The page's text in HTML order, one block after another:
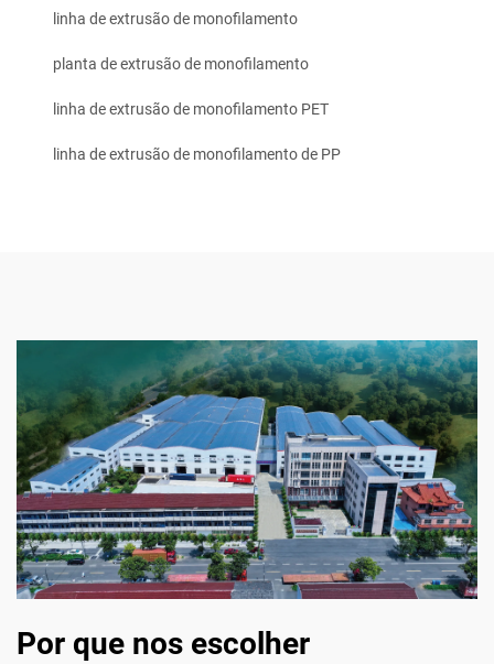
linha de extrusão de monofilamento
planta de extrusão de monofilamento
linha de extrusão de monofilamento PET
linha de extrusão de monofilamento de PP
Por que nos escolher